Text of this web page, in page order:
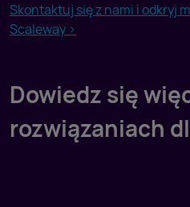
Skontaktuj się z nami i odkryj
Scaleway >
Dowiedz się
rozwiązaniach